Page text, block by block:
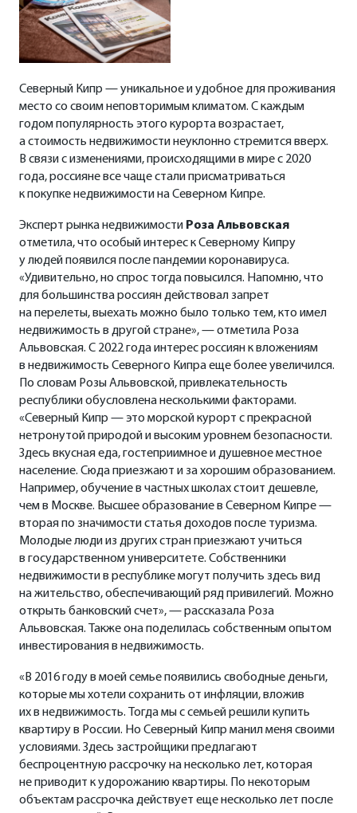
Северный Кипр — уникальное и удобное для проживания
место со своим неповторимым климатом. С каждым
годом популярность этого курорта возрастает,
а стоимость недвижимости неуклонно стремится вверх.
В связи с изменениями, происходящими в мире с 2020
года, россияне все чаще стали присматриваться
к покупке недвижимости на Северном Кипре.
Эксперт рынка недвижимости Роза Альвовская
отметила, что особый интерес к Северному Кипру
у людей появился после пандемии коронавируса.
«Удивительно, но спрос тогда повысился. Напомню, что
для большинства россиян действовал запрет
на перелеты, выехать можно было только тем, кто имел
недвижимость в другой стране», — отметила Роза
Альвовская. С 2022 года интерес россиян к вложениям
в недвижимость Северного Кипра еще более увеличился.
По словам Розы Альвовской, привлекательность
республики обусловлена несколькими факторами.
«Северный Кипр — это морской курорт с прекрасной
нетронутой природой и высоким уровнем безопасности.
Здесь вкусная еда, гостеприимное и душевное местное
население. Сюда приезжают и за хорошим образованием.
Например, обучение в частных школах стоит дешевле,
чем в Москве. Высшее образование в Северном Кипре —
вторая по значимости статья доходов после туризма.
Молодые люди из других стран приезжают учиться
в государственном университете. Собственники
недвижимости в республике могут получить здесь вид
на жительство, обеспечивающий ряд привилегий. Можно
открыть банковский счет», — рассказала Роза
Альвовская. Также она поделилась собственным опытом
инвестирования в недвижимость.
«В 2016 году в моей семье появились свободные деньги,
которые мы хотели сохранить от инфляции, вложив
их в недвижимость. Тогда мы с семьей решили купить
квартиру в России. Но Северный Кипр манил меня своими
условиями. Здесь застройщики предлагают
беспроцентную рассрочку на несколько лет, которая
не приводит к удорожанию квартиры. По некоторым
объектам рассрочка действует еще несколько лет после